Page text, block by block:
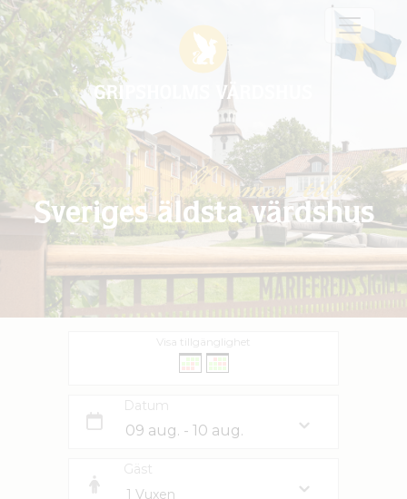
Varmt välkommen till
Sveriges äldsta värdshus
Visa tillgänglighet
Datum
Gäst